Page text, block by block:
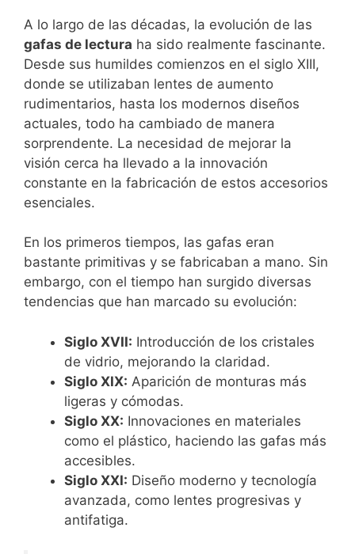
A lo largo de las décadas, la evolución de las
gafas de lectura ha sido realmente fascinante.
Desde sus humildes comienzos en el siglo XIII,
donde se utilizaban lentes de aumento
rudimentarios, hasta los modernos diseños
actuales, todo ha cambiado de manera
sorprendente. La necesidad de mejorar la
visión cerca ha llevado a la innovación
constante en la fabricación de estos accesorios
esenciales.
En los primeros tiempos, las gafas eran
bastante primitivas y se fabricaban a mano. Sin
embargo, con el tiempo han surgido diversas
tendencias que han marcado su evolución:
Siglo XVII: Introducción de los cristales
de vidrio, mejorando la claridad.
Siglo XIX: Aparición de monturas más
ligeras y cómodas.
Siglo XX: Innovaciones en materiales
como el plástico, haciendo las gafas más
accesibles.
Siglo XXI: Diseño moderno y tecnología
avanzada, como lentes progresivas y
antifatiga.